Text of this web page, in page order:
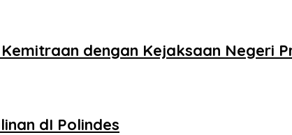
dengan Kejaksaan Negeri
dI Polindes